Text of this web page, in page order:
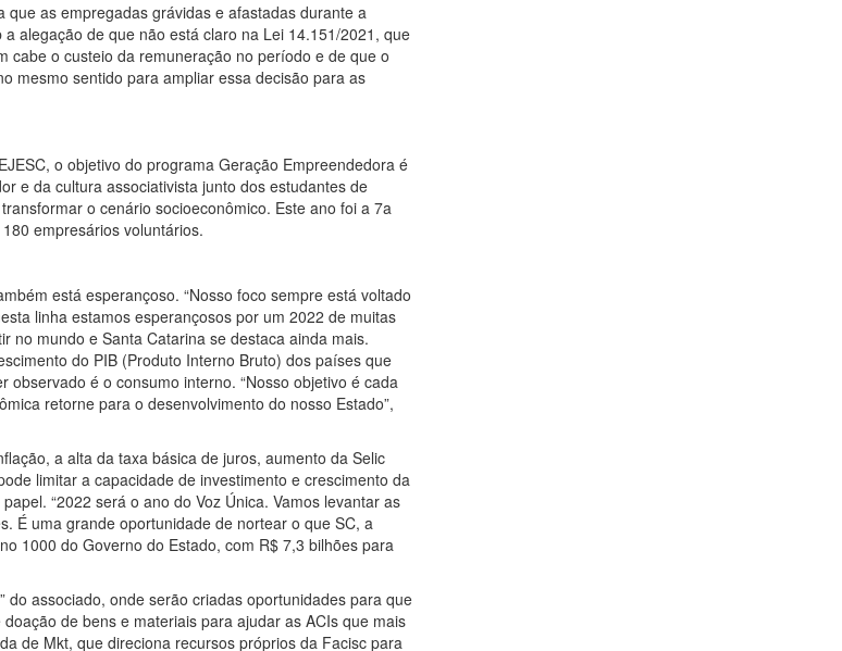
as empregadas grávidas e afastadas durante a
alegação de que não está claro na Lei 14.151/2021, que
cabe o custeio da remuneração no período e de que o
mesmo sentido para ampliar essa decisão para as
o objetivo do programa Geração Empreendedora é
e da cultura associativista junto dos estudantes de
o cenário socioeconômico. Este ano foi a 7a
empresários voluntários.
está esperançoso. “Nosso foco sempre está voltado
linha estamos esperançosos por um 2022 de muitas
no mundo e Santa Catarina se destaca ainda mais.
do PIB (Produto Interno Bruto) dos países que
é o consumo interno. “Nosso objetivo é cada
retorne para o desenvolvimento do nosso Estado”,
a alta da taxa básica de juros, aumento da Selic
limitar a capacidade de investimento e crescimento da
“2022 será o ano do Voz Única. Vamos levantar as
É uma grande oportunidade de nortear o que SC, a
1000 do Governo do Estado, com R$ 7,3 bilhões para
do associado, onde serão criadas oportunidades para que
de bens e materiais para ajudar as ACIs que mais
de Mkt, que direciona recursos próprios da Facisc para